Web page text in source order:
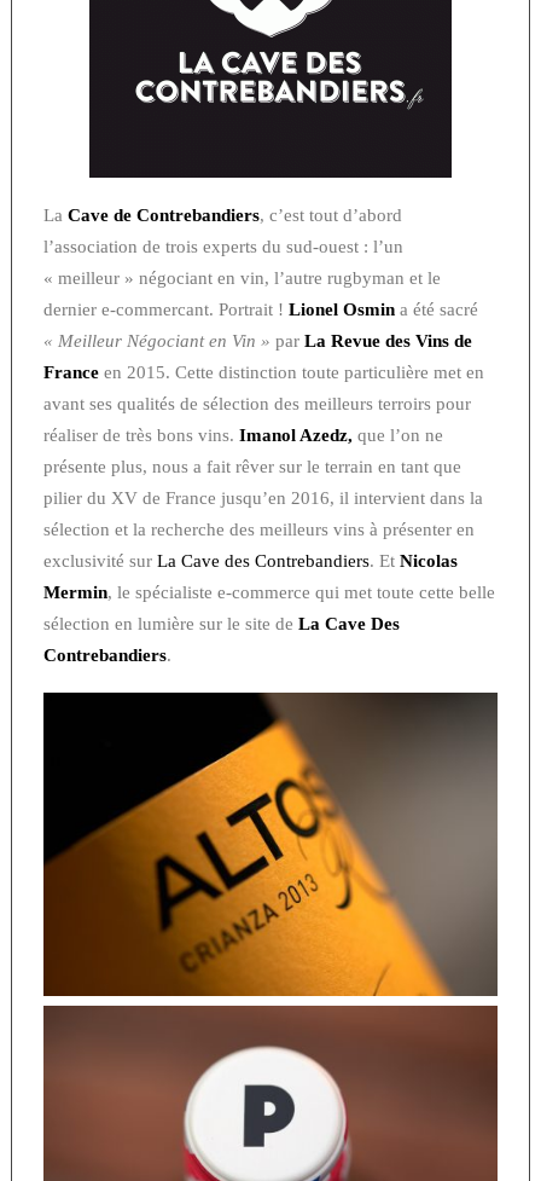
La Cave de Contrebandiers, c’est tout d’abord
l’association de trois experts du sud-ouest : l’un
« meilleur » négociant en vin, l’autre rugbyman et le
dernier e-commercant. Portrait ! Lionel Osmin a été sacré
« Meilleur Négociant en Vin » par La Revue des Vins de
France en 2015. Cette distinction toute particulière met en
avant ses qualités de sélection des meilleurs terroirs pour
réaliser de très bons vins. Imanol Azedz, que l’on ne
présente plus, nous a fait rêver sur le terrain en tant que
pilier du XV de France jusqu’en 2016, il intervient dans la
sélection et la recherche des meilleurs vins à présenter en
exclusivité sur La Cave des Contrebandiers. Et Nicolas
Mermin, le spécialiste e-commerce qui met toute cette belle
sélection en lumière sur le site de La Cave Des
Contrebandiers.